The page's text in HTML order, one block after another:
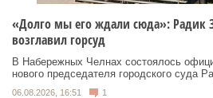
«Долго мы его ждали сюда»: Радик
возглавил горсуд
В Набережных Челнах состоялось
нового председателя городского суда
06.08.2026, 16:51 1